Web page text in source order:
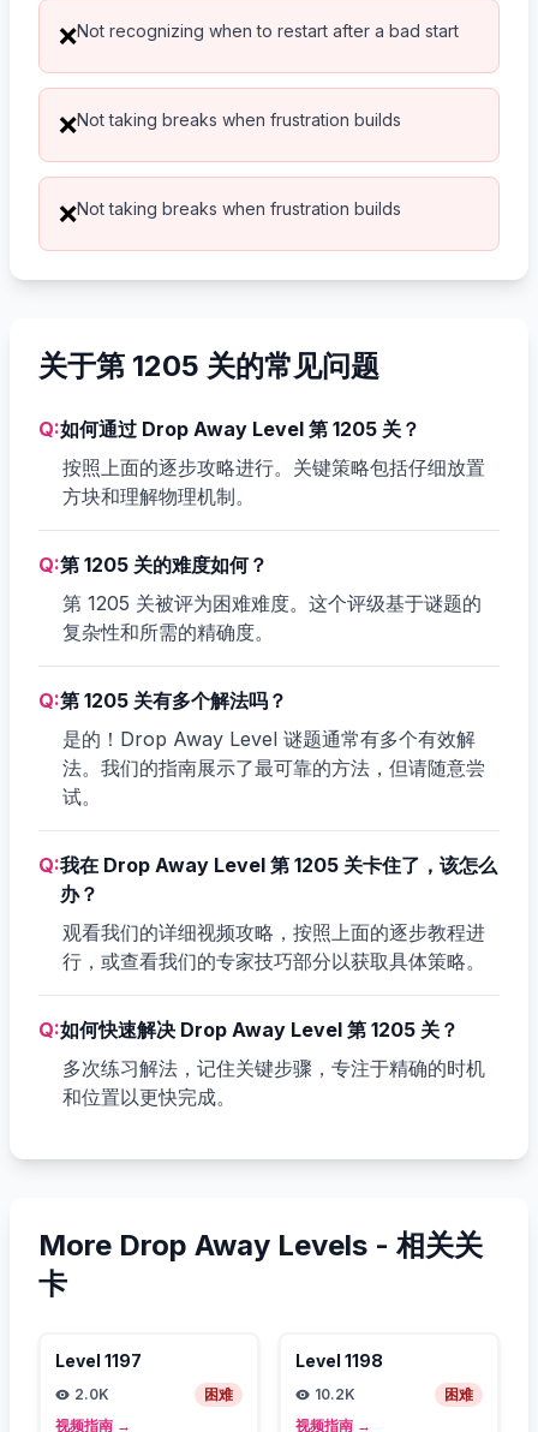
❌Not recognizing when to restart after a bad start
❌Not taking breaks when frustration builds
❌Not taking breaks when frustration builds
关于第 1205 关的常见问题
Q:如何通过 Drop Away Level 第 1205 关？
按照上面的逐步攻略进行。关键策略包括仔细放置
方块和理解物理机制。
Q:第 1205 关的难度如何？
第 1205 关被评为困难难度。这个评级基于谜题的
复杂性和所需的精确度。
Q:第 1205 关有多个解法吗？
是的！Drop Away Level 谜题通常有多个有效解
法。我们的指南展示了最可靠的方法，但请随意尝
试。
Q:我在 Drop Away Level 第 1205 关卡住了，该怎么
办？
观看我们的详细视频攻略，按照上面的逐步教程进
行，或查看我们的专家技巧部分以获取具体策略。
Q:如何快速解决 Drop Away Level 第 1205 关？
多次练习解法，记住关键步骤，专注于精确的时机
和位置以更快完成。
More Drop Away Levels - 相关关
卡
Level 1197
2.0K
困难
视频指南 →
Level 1198
10.2K
困难
视频指南 →